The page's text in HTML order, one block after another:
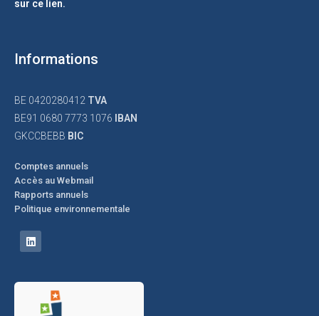
sur ce lien.
Informations
BE 0420280412 TVA
BE91 0680 7773 1076
IBAN
GKCCBEBB BIC
Comptes annuels
Accès au Webmail
Rapports annuels
Politique environnementale